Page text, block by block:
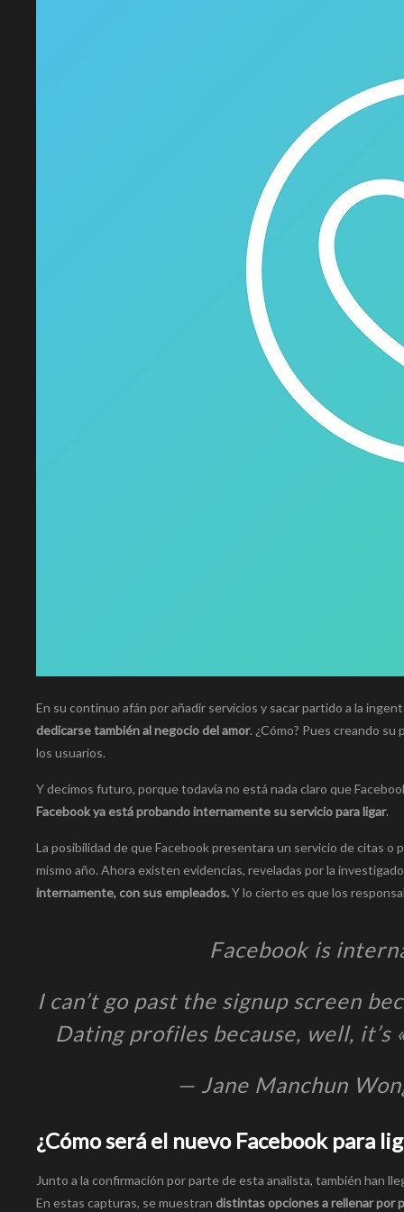
En su continuo afán por añadir servicios y sacar partido a la
dedicarse también al negocio del amor. ¿Cómo? Pues creando
los usuarios.
Y decimos futuro, porque todavía no está nada claro que
Facebook ya está probando internamente su servicio para ligar.
La posibilidad de que Facebook presentara un servicio de citas
mismo año. Ahora existen evidencias, reveladas por la
internamente, con sus empleados.Y lo cierto es que los
Facebook is
I can’t go past the signup screen
Dating profiles because, well, it’s
— Jane Manchun
¿Cómo será el nuevo Facebook para
Junto a la confirmación por parte de esta analista, también han
En estas capturas, se muestran distintas opciones a rellenar por